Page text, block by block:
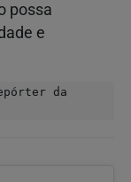
possa
e
da